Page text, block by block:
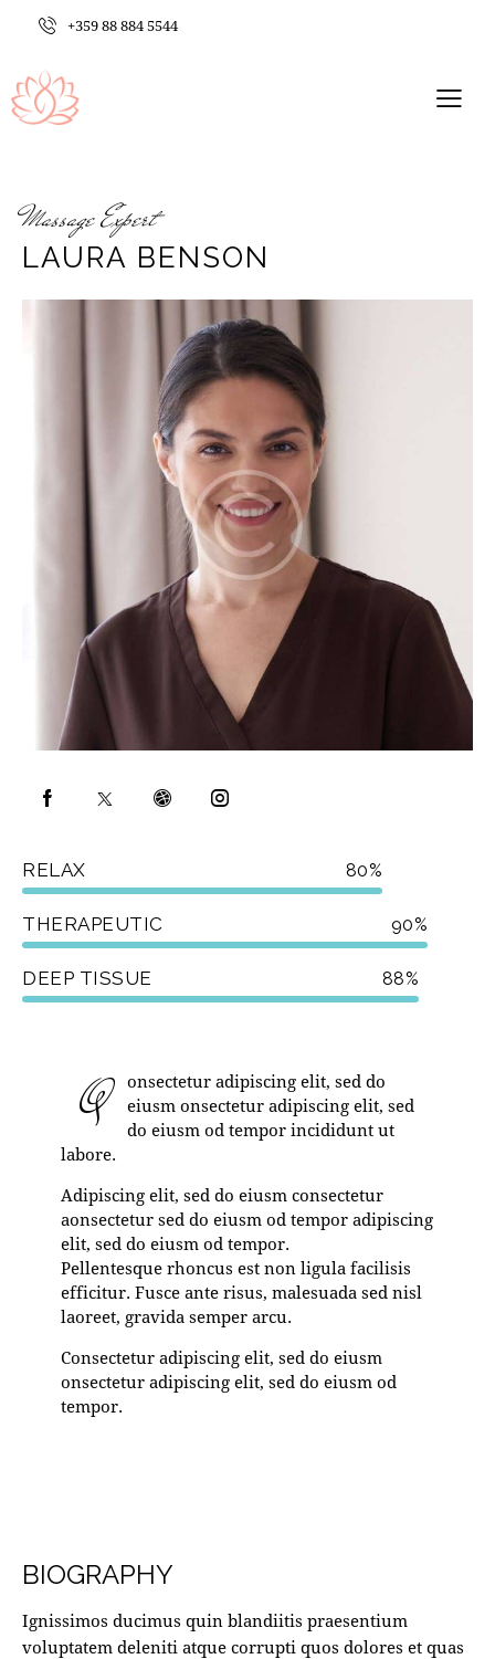
+359 88 884 5544
Massage Expert
LAURA BENSON
RELAX 80%
THERAPEUTIC 90%
DEEP TISSUE 88%
Q
onsectetur adipiscing elit, sed do
eiusm onsectetur adipiscing elit, sed
do eiusm od tempor incididunt ut
labore.
Adipiscing elit, sed do eiusm consectetur
aonsectetur sed do eiusm od tempor adipiscing
elit, sed do eiusm od tempor.
Pellentesque rhoncus est non ligula facilisis
efficitur. Fusce ante risus, malesuada sed nisl
laoreet, gravida semper arcu.
Consectetur adipiscing elit, sed do eiusm
onsectetur adipiscing elit, sed do eiusm od
tempor.
BIOGRAPHY
Ignissimos ducimus quin blandiitis praesentium
voluptatem deleniti atque corrupti quos dolores et quas